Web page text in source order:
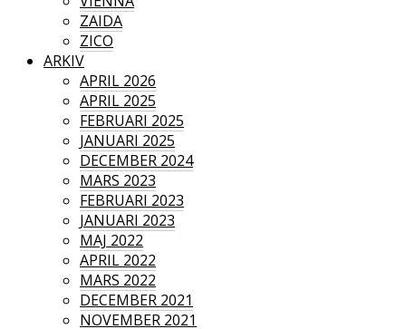
ZAIDA
ZICO
ARKIV
APRIL 2026
APRIL 2025
FEBRUARI 2025
JANUARI 2025
DECEMBER 2024
MARS 2023
FEBRUARI 2023
JANUARI 2023
MAJ 2022
APRIL 2022
MARS 2022
DECEMBER 2021
NOVEMBER 2021